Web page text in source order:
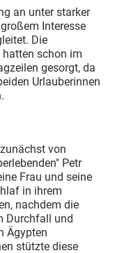
an unter starker
Interesse
Die
hatten schon im
gesorgt, da
Urlauberinnen
von
Petr
Frau und seine
in ihrem
nachdem die
Durchfall und
Ägypten
stützte diese